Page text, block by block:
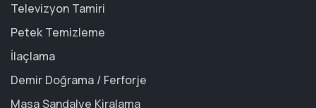
Televizyon Tamiri
Petek Temizleme
İlaçlama
Demir Doğrama / Ferforje
Masa Sandalye Kiralama